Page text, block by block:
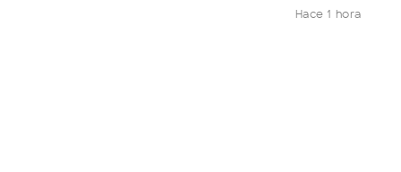
Hace 1 hora